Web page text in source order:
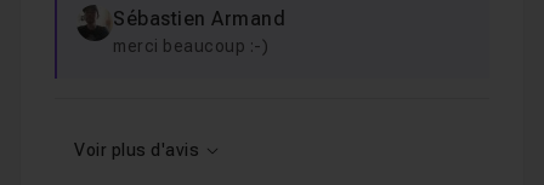
Sébastien Armand
merci beaucoup :-)
Voir plus d'avis